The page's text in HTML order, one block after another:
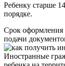
Ребенку старше
порядке.
Срок оформления
подачи
Иностранные